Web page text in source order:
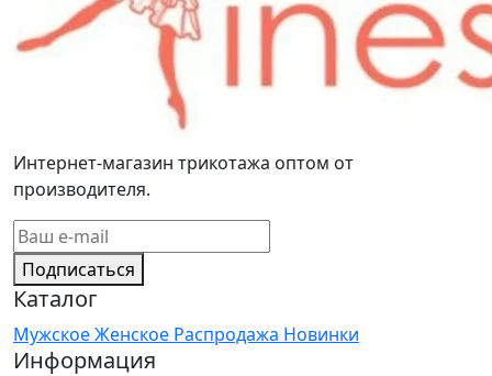
Интернет-магазин трикотажа оптом от
производителя.
Подписаться
Каталог
МужскоеЖенское Распродажа Новинки
Информация